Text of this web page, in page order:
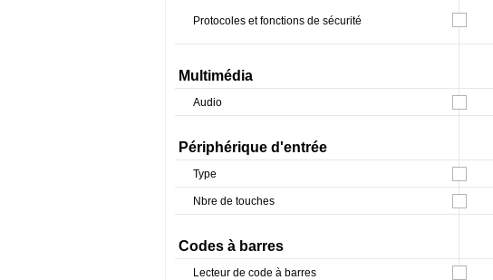
Protocoles et fonctions de sécurité
Multimédia
Audio
Périphérique d'entrée
Type
Nbre de touches
Codes à barres
Lecteur de code à barres